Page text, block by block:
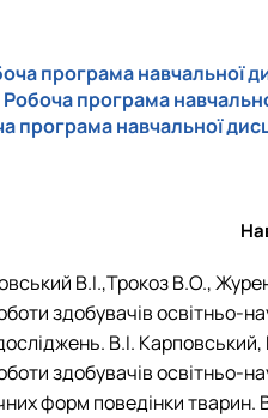
програма навчальної
Робоча програма
програма навчальної
В.І.,Трокоз В.О.,
здобувачів
В.І.
здобувачів
форм поведінки